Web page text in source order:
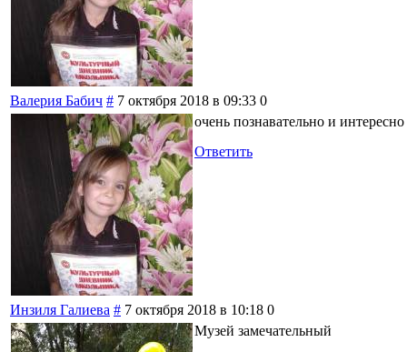
Валерия Бабич # 7 октября 2018 в 09:33 0
очень познавательно и интересно
Ответить
Инзиля Галиева # 7 октября 2018 в 10:18 0
Музей замечательный